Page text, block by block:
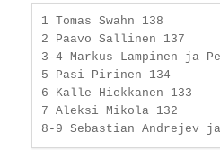
1 Tomas Swahn 138
2 Paavo Sallinen 137
3-4 Markus Lampinen ja
5 Pasi Pirinen 134
6 Kalle Hiekkanen 133
7 Aleksi Mikola 132